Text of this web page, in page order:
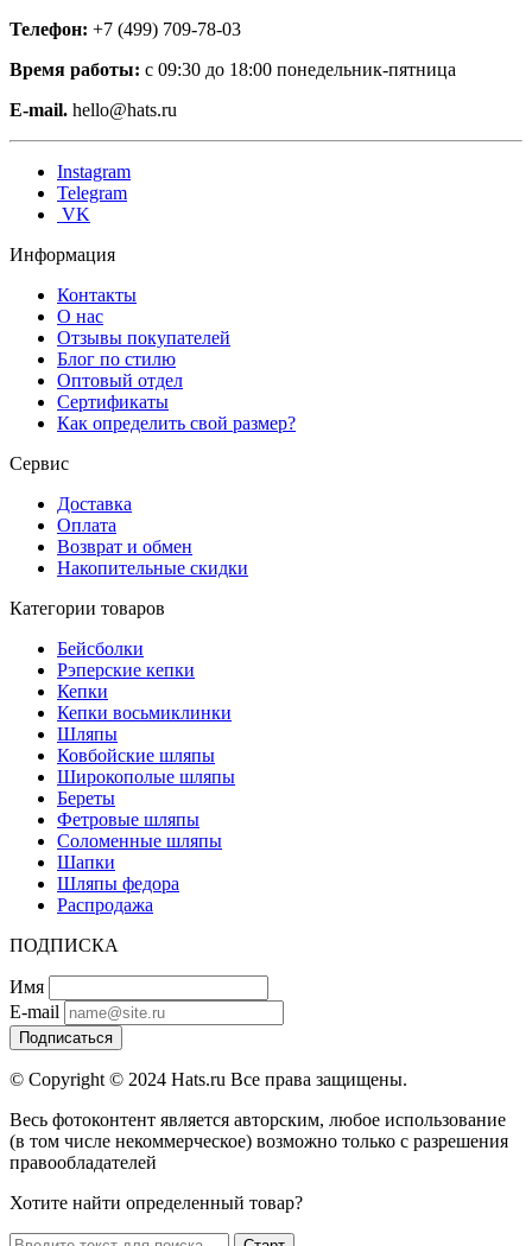
Телефон: +7 (499) 709-78-03
Время работы: с 09:30 до 18:00 понедельник-пятница
E-mail. hello@hats.ru
Instagram
Telegram
VK
Информация
Контакты
О нас
Отзывы покупателей
Блог по стилю
Оптовый отдел
Сертификаты
Как определить свой размер?
Сервис
Доставка
Оплата
Возврат и обмен
Накопительные скидки
Категории товаров
Бейсболки
Рэперские кепки
Кепки
Кепки восьмиклинки
Шляпы
Ковбойские шляпы
Широкополые шляпы
Береты
Фетровые шляпы
Соломенные шляпы
Шапки
Шляпы федора
Распродажа
ПОДПИСКА
Имя
E-mail
Подписаться
© Copyright © 2024 Hats.ru Все права защищены.
Весь фотоконтент является авторским, любое использование
(в том числе некоммерческое) возможно только с разрешения
правообладателей
Хотите найти определенный товар?